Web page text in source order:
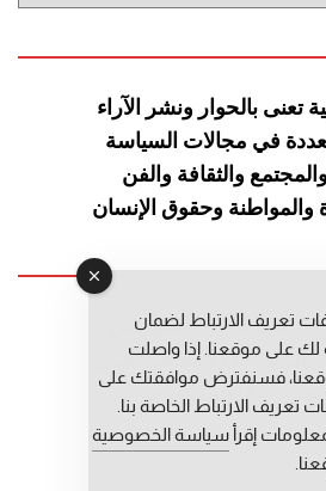
تعنى بالحوار ونشر الآراء
في مجالات السياسة
والثقافة والفن
والمواطنة وحقوق الإنسان
عبد الرحيم التوراني
المساعد: المعطي قبال
فاطمة حوحو
تعريف الارتباط لضمان
على موقعنا. إذا واصلت
فسنفترض موافقتك على
تعريف الارتباط الخاصة بنا.
إقرأ سياسة الخصوصية